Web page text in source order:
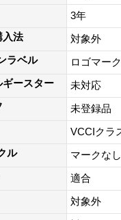
3年
入法
対象外
ラベル
ロゴマー
ギースター
未対応
未登録品
VCCIクラ
ル
マークなし
適合
対象外